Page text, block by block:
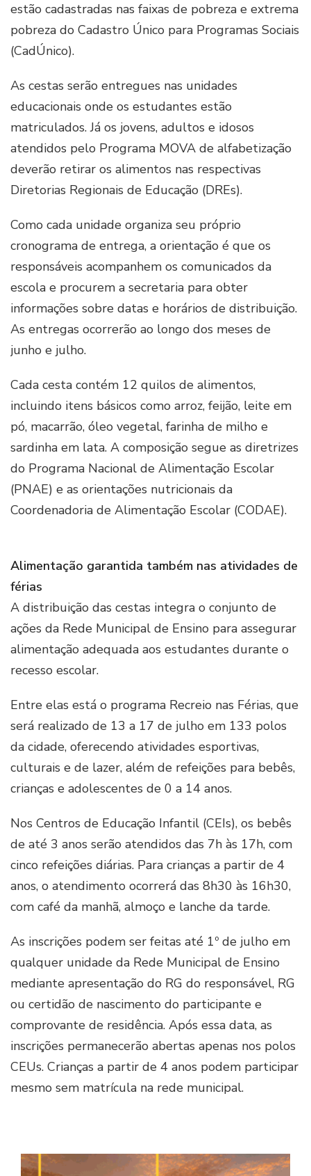
estão cadastradas nas faixas de pobreza e extrema
pobreza do Cadastro Único para Programas Sociais
(CadÚnico).
As cestas serão entregues nas unidades
educacionais onde os estudantes estão
matriculados. Já os jovens, adultos e idosos
atendidos pelo Programa MOVA de alfabetização
deverão retirar os alimentos nas respectivas
Diretorias Regionais de Educação (DREs).
Como cada unidade organiza seu próprio
cronograma de entrega, a orientação é que os
responsáveis acompanhem os comunicados da
escola e procurem a secretaria para obter
informações sobre datas e horários de distribuição.
As entregas ocorrerão ao longo dos meses de
junho e julho.
Cada cesta contém 12 quilos de alimentos,
incluindo itens básicos como arroz, feijão, leite em
pó, macarrão, óleo vegetal, farinha de milho e
sardinha em lata. A composição segue as diretrizes
do Programa Nacional de Alimentação Escolar
(PNAE) e as orientações nutricionais da
Coordenadoria de Alimentação Escolar (CODAE).
Alimentação garantida também nas atividades de
férias
A distribuição das cestas integra o conjunto de
ações da Rede Municipal de Ensino para assegurar
alimentação adequada aos estudantes durante o
recesso escolar.
Entre elas está o programa Recreio nas Férias, que
será realizado de 13 a 17 de julho em 133 polos
da cidade, oferecendo atividades esportivas,
culturais e de lazer, além de refeições para bebês,
crianças e adolescentes de 0 a 14 anos.
Nos Centros de Educação Infantil (CEIs), os bebês
de até 3 anos serão atendidos das 7h às 17h, com
cinco refeições diárias. Para crianças a partir de 4
anos, o atendimento ocorrerá das 8h30 às 16h30,
com café da manhã, almoço e lanche da tarde.
As inscrições podem ser feitas até 1º de julho em
qualquer unidade da Rede Municipal de Ensino
mediante apresentação do RG do responsável, RG
ou certidão de nascimento do participante e
comprovante de residência. Após essa data, as
inscrições permanecerão abertas apenas nos polos
CEUs. Crianças a partir de 4 anos podem participar
mesmo sem matrícula na rede municipal.